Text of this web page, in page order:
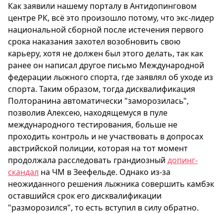
Как заявили нашему порталу в Антидопинговом
центре РК, всё это произошло потому, что экс-лидер
национальной сборной после истечения первого
срока наказания захотел возобновить свою
карьеру, хотя не должен был этого делать, так как
ранее он написал другое письмо Международной
федерации лыжного спорта, где заявлял об уходе из
спорта. Таким образом, тогда дисквалификация
Полторанина автоматически "заморозилась",
позволив Алексею, находящемуся в пуле
международного тестирования, больше не
проходить контроль и не участвовать в допросах
австрийской полиции, которая на тот момент
продолжала расследовать грандиозный допинг-
скандал на ЧМ в Зеефельде. Однако из-за
неожиданного решения лыжника совершить камбэк
оставшийся срок его дисквалификации
"разморозился", то есть вступил в силу обратно.